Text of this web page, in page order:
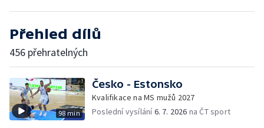
Přehled dílů
456 přehratelných
98 min
Česko - Estonsko
Kvalifikace na MS mužů 2027
Poslední vysílání6. 7. 2026 na ČT sport